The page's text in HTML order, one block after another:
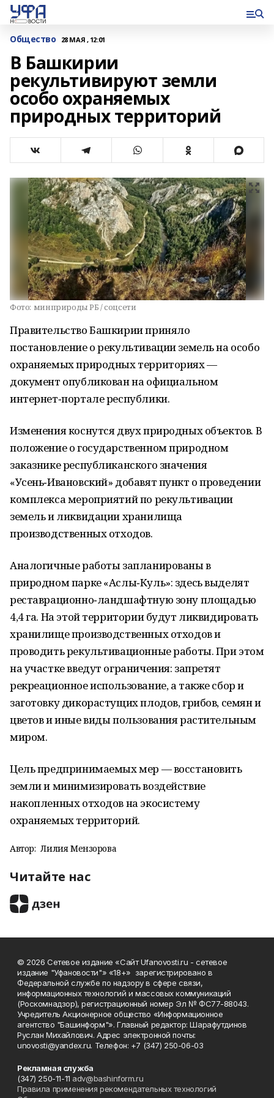
Общество 28 МАЯ , 12:01
В Башкирии
рекультивируют земли
особо охраняемых
природных территорий
Фото: минприроды РБ / соцсети
Правительство Башкирии приняло
постановление о рекультивации земель на особо
охраняемых природных территориях —
документ опубликован на официальном
интернет‑портале республики.
Изменения коснутся двух природных объектов. В
положение о государственном природном
заказнике республиканского значения
«Усень‑Ивановский» добавят пункт о проведении
комплекса мероприятий по рекультивации
земель и ликвидации хранилища
производственных отходов.
Аналогичные работы запланированы в
природном парке «Аслы‑Куль»: здесь выделят
реставрационно‑ландшафтную зону площадью
4,4 га. На этой территории будут ликвидировать
хранилище производственных отходов и
проводить рекультивационные работы. При этом
на участке введут ограничения: запретят
рекреационное использование, а также сбор и
заготовку дикорастущих плодов, грибов, семян и
цветов и иные виды пользования растительным
миром.
Цель предпринимаемых мер — восстановить
земли и минимизировать воздействие
накопленных отходов на экосистему
охраняемых территорий.
Автор: Лилия Мензорова
Читайте нас
© 2026 Сетевое издание «Сайт Ufanovosti.ru - сетевое
издание "Уфановости"» «18+» зарегистрировано в
Федеральной службе по надзору в сфере связи,
информационных технологий и массовых коммуникаций
(Роскомнадзор), регистрационный номер Эл № ФС77-88043.
Учредитель Акционерное общество «Информационное
агентство "Башинформ"». Главный редактор: Шарафутдинов
Руслан Михайлович. Адрес электронной почты:
unovosti@yandex.ru. Телефон: +7 (347) 250-06-03
Рекламная служба
(347) 250-11-11 adv@bashinform.ru
Правила применения рекомендательных технологий